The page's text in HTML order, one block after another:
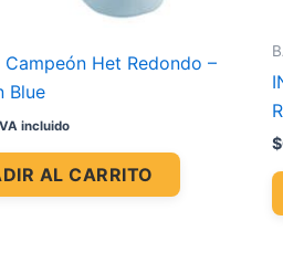
Het Redondo –
Blue
incluido
AL CARRITO
$